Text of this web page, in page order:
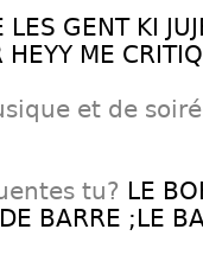
GENT KI
ME
et de
tu? LE
BARRE ;LE